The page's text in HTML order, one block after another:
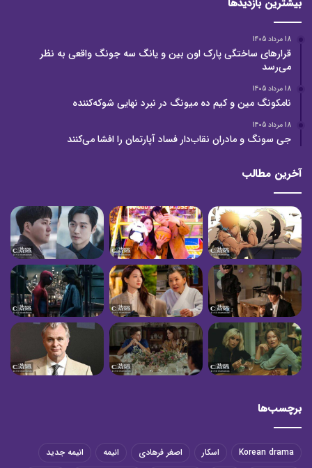
بیشترین بازدیدها
18 مرداد 1405
قرارهای ساختگی پارک اون بین و یانگ سه جونگ واقعی به نظر
می‌رسد
18 مرداد 1405
نامکونگ مین و کیم ده میونگ در نبرد نهایی شوکه‌کننده
18 مرداد 1405
جی سونگ و مادران نقاب‌دار فساد آپارتمان را افشا می‌کنند
آخرین مطالب
برچسب‌ها
Korean drama اسکار اصغر فرهادی انیمه
انیمه جدید